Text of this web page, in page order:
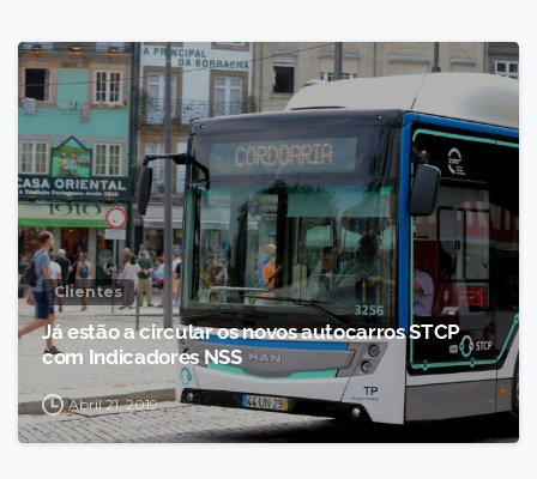
Clientes
Já estão a circular os novos autocarros STCP
com Indicadores NSS
Abril 21, 2019